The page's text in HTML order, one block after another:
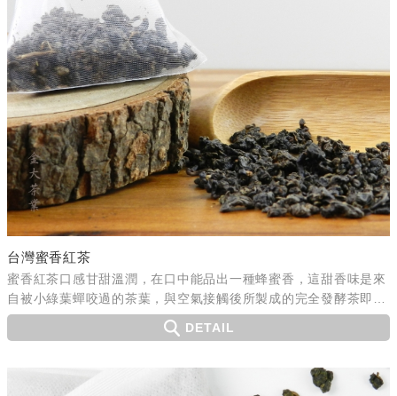
台灣蜜香紅茶
蜜香紅茶口感甘甜溫潤，在口中能品出一種蜂蜜香，這甜香味是來
自被小綠葉蟬咬過的茶葉，與空氣接觸後所製成的完全發酵茶即為
蜜香紅茶。
DETAIL